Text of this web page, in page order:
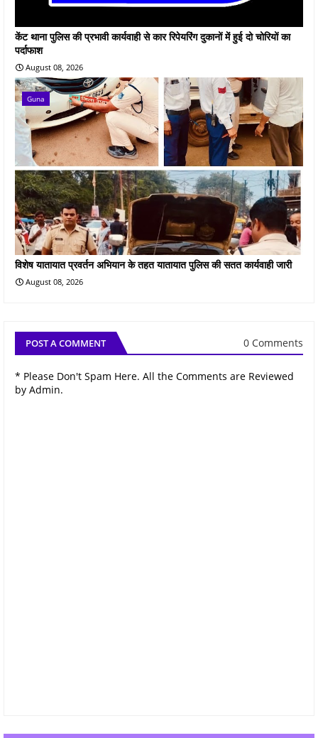
केंट थाना पुलिस की प्रभावी कार्यवाही से कार रिपेयरिंग दुकानों में हुई दो चोरियों का
पर्दाफाश
August 08, 2026
Guna
विशेष यातायात प्रवर्तन अभियान के तहत यातायात पुलिस की सतत कार्यवाही जारी
August 08, 2026
POST A COMMENT 0 Comments
* Please Don't Spam Here. All the Comments are Reviewed
by Admin.